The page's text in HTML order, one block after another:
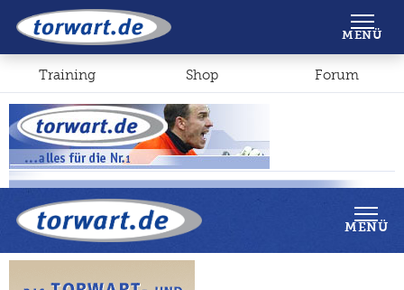
Shop Forum
MENÜ